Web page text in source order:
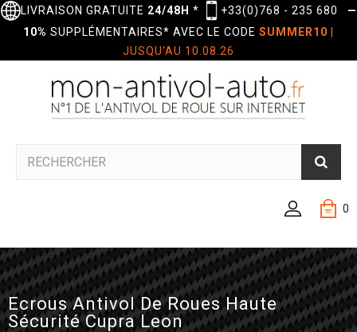
LIVRAISON GRATUITE 24/48H * +33(0)768 - 235 680
—
10% SUPPLÉMENTAIRES* AVEC LE CODE SUMMER10
JUSQU'AU 10.08.26
0
Ecrous Antivol De Roues Haute
Sécurité Cupra Leon